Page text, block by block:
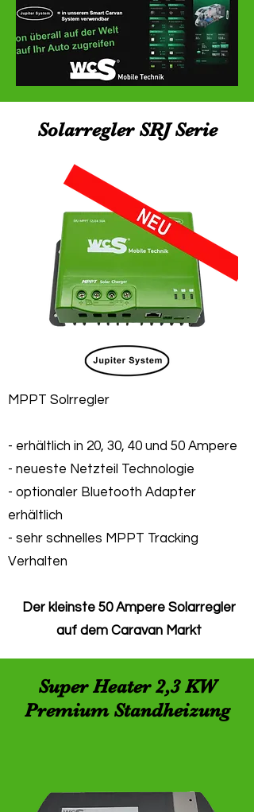
Solarregler SRJ Serie
MPPT Solrregler
- erhältlich in 20, 30, 40 und 50 Ampere
- neueste Netzteil Technologie
- optionaler Bluetooth Adapter
erhältlich
- sehr schnelles MPPT Tracking
Verhalten
Der kleinste 50 Ampere Solarregler
auf dem Caravan Markt
Super Heater 2,3 KW
Premium Standheizung